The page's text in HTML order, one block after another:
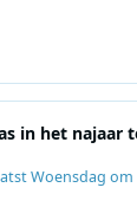
in het najaar
Woensdag